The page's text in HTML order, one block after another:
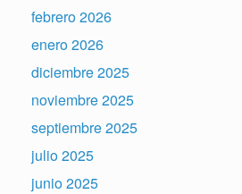
febrero 2026
enero 2026
diciembre 2025
noviembre 2025
septiembre 2025
julio 2025
junio 2025